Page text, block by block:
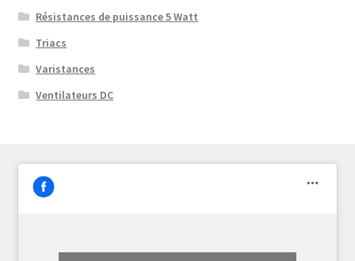
Résistances de puissance 5 Watt
Triacs
Varistances
Ventilateurs DC